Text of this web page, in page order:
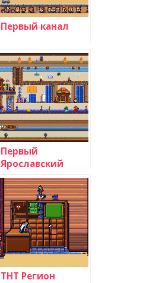
Первый канал
Первый
Ярославский
ТНТ Регион